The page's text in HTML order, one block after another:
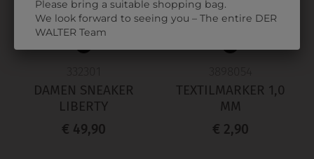
DAMEN SNEAKER
LIBERTY
€ 49,90
TEXTILMARKER 1,0
MM
€ 2,90
Please bring a suitable shopping bag.
We look forward to seeing you – The entire DER
WALTER Team